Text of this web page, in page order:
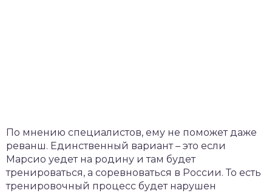
По мнению специалистов, ему не поможет даже
реванш. Единственный вариант – это если
Марсио уедет на родину и там будет
тренироваться, а соревноваться в России. То есть
тренировочный процесс будет нарушен